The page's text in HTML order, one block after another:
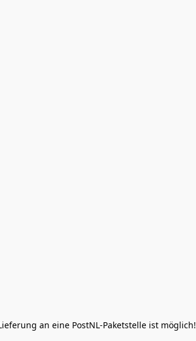
an eine PostNL-Paketstelle ist möglich!